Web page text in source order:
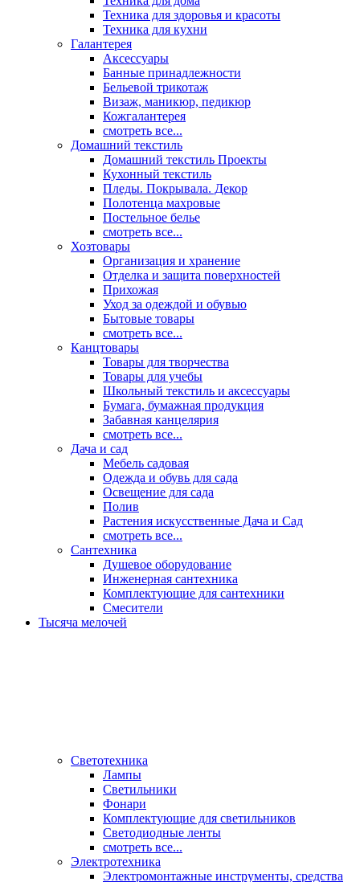
Техника для здоровья и красоты
Техника для кухни
Галантерея
Аксессуары
Банные принадлежности
Бельевой трикотаж
Визаж, маникюр, педикюр
Кожгалантерея
смотреть все...
Домашний текстиль
Домашний текстиль Проекты
Кухонный текстиль
Пледы. Покрывала. Декор
Полотенца махровые
Постельное белье
смотреть все...
Хозтовары
Организация и хранение
Отделка и защита поверхностей
Прихожая
Уход за одеждой и обувью
Бытовые товары
смотреть все...
Канцтовары
Товары для творчества
Товары для учебы
Школьный текстиль и аксессуары
Бумага, бумажная продукция
Забавная канцелярия
смотреть все...
Дача и сад
Мебель садовая
Одежда и обувь для сада
Освещение для сада
Полив
Растения искусственные Дача и Сад
смотреть все...
Сантехника
Душевое оборудование
Инженерная сантехника
Комплектующие для сантехники
Смесители
Тысяча мелочей
Светотехника
Лампы
Светильники
Фонари
Комплектующие для светильников
Светодиодные ленты
смотреть все...
Электротехника
Электромонтажные инструменты, средства